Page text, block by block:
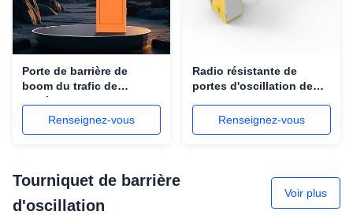
Porte de barrière de
boom du trafic de
système d'ANPR avec le
contrôle de la circulation
de véhicule de bras léger
Renseignez-vous
Radio résistante de
portes d'oscillation de
à télécommande
Renseignez-vous
Tourniquet de barrière
d'oscillation
Voir plus